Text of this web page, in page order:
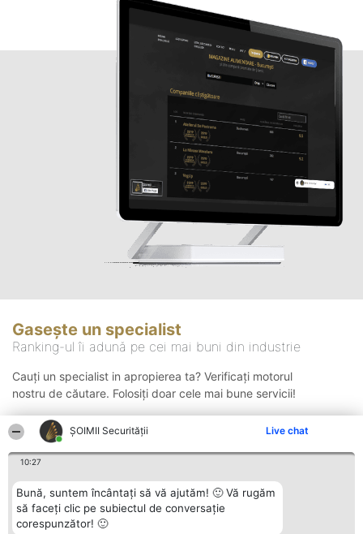
ȘOIMII Securității Live chat
10:27
Bună, suntem încântați să vă ajutăm! 🙂 Vă rugăm
să faceți clic pe subiectul de conversație
corespunzător! 🙂
Gasește un specialist
Ranking-ul îi adună pe cei mai buni din industrie
Cauți un specialist in apropierea ta? Verificați motorul
nostru de căutare. Folosiți doar cele mai bune servicii!